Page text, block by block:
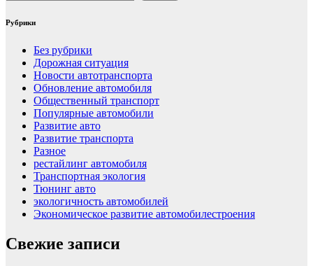
Рубрики
Без рубрики
Дорожная ситуация
Новости автотранспорта
Обновление автомобиля
Общественный транспорт
Популярные автомобили
Развитие авто
Развитие транспорта
Разное
рестайлинг автомобиля
Транспортная экология
Тюнинг авто
экологичность автомобилей
Экономическое развитие автомобилестроения
Свежие записи